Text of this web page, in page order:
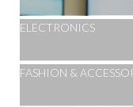
ELECTRONICS
FASHION &